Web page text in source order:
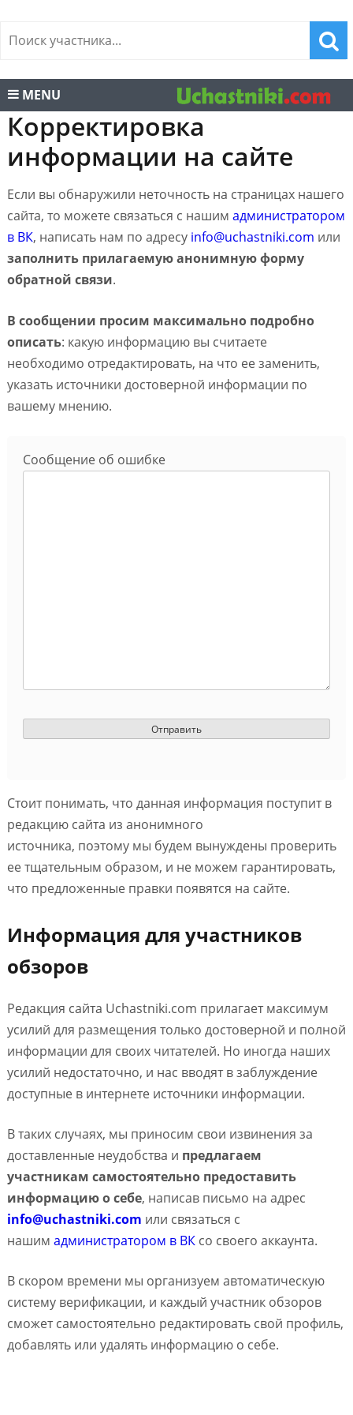
MENU
Корректировка
информации на сайте
Если вы обнаружили неточность на страницах нашего
сайта, то можете связаться с нашим администратором
в ВК, написать нам по адресу info@uchastniki.com или
заполнить прилагаемую анонимную форму
обратной связи.
В сообщении просим максимально подробно
описать: какую информацию вы считаете
необходимо отредактировать, на что ее заменить,
указать источники достоверной информации по
вашему мнению.
Сообщение об ошибке
Стоит понимать, что данная информация поступит в
редакцию сайта из анонимного
источника, поэтому мы будем вынуждены проверить
ее тщательным образом, и не можем гарантировать,
что предложенные правки появятся на сайте.
Информация для участников
обзоров
Редакция сайта Uchastniki.com прилагает максимум
усилий для размещения только достоверной и полной
информации для своих читателей. Но иногда наших
усилий недостаточно, и нас вводят в заблуждение
доступные в интернете источники информации.
В таких случаях, мы приносим свои извинения за
доставленные неудобства и предлагаем
участникам самостоятельно предоставить
информацию о себе, написав письмо на адрес
info@uchastniki.com или связаться с
нашим администратором в ВКсо своего аккаунта.
В скором времени мы организуем автоматическую
систему верификации, и каждый участник обзоров
сможет самостоятельно редактировать свой профиль,
добавлять или удалять информацию о себе.